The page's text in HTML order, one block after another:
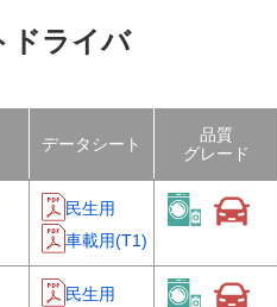
ドライバ
データシート
品質
グレード
民生用
車載用(T1)
民生用